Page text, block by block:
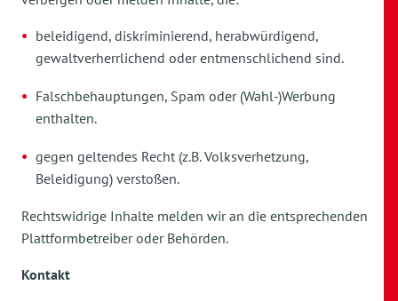
beleidigend, diskriminierend, herabwürdigend,
gewaltverherrlichend oder entmenschlichend sind.
Falschbehauptungen, Spam oder (Wahl-)Werbung
enthalten.
gegen geltendes Recht (z.B. Volksverhetzung,
Beleidigung) verstoßen.
Rechtswidrige Inhalte melden wir an die entsprechenden
Plattformbetreiber oder Behörden.
Kontakt